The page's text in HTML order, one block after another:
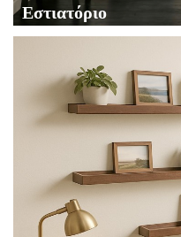
Εστιατόριο